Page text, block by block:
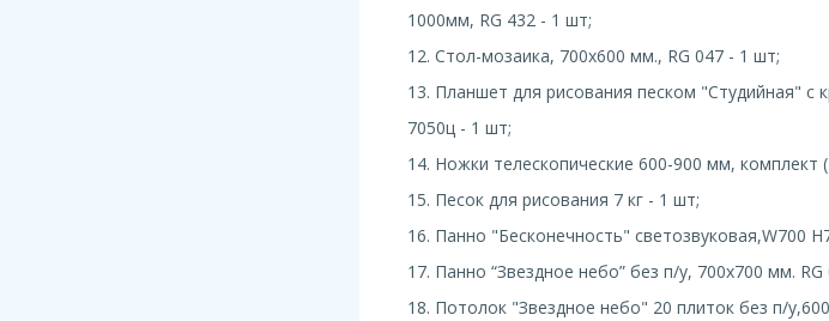
1000мм, RG 432 - 1 шт;
12. Стол-мозаика, 700х600 мм., RG 047 - 1 шт;
13. Планшет для рисования песком "Студийная" с
7050ц - 1 шт;
14. Ножки телескопические 600-900 мм, комплект
15. Песок для рисования 7 кг - 1 шт;
16. Панно "Бесконечность" светозвуковая,W700
17. Панно “Звездное небо” без п/у, 700х700 мм.
18. Потолок "Звездное небо" 20 плиток без п/